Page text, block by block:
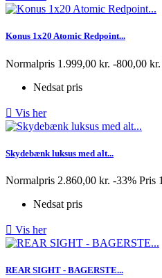
Konus 1x20 Atomic Redpoint...
Normalpris 1.999,00 kr. -800,00 kr.
Nedsat pris
 Vis her
Skydebænk luksus med alt...
Normalpris 2.860,00 kr. -33% Pris
Nedsat pris
 Vis her
REAR SIGHT - BAGERSTE...